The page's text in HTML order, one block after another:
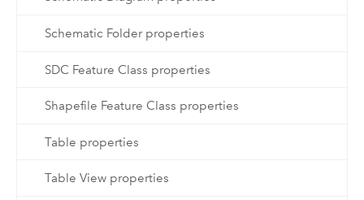
Schematic Folder properties
SDC Feature Class properties
Shapefile Feature Class properties
Table properties
Table View properties